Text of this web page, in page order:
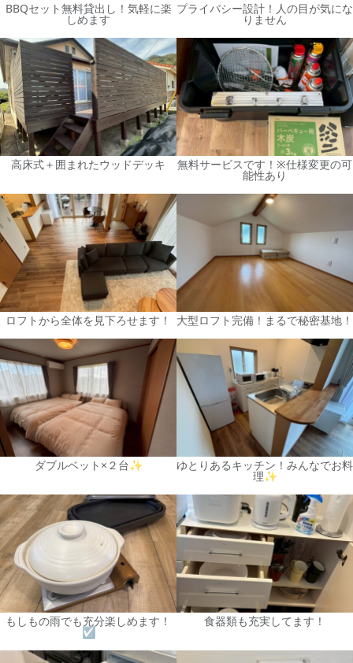
BBQセット無料貸出し！気軽に楽
しめます
プライバシー設計！人の目が気にな
りません
高床式＋囲まれたウッドデッキ 無料サービスです！※仕様変更の可
能性あり
ロフトから全体を見下ろせます！ 大型ロフト完備！まるで秘密基地！
ダブルベット×２台✨ ゆとりあるキッチン！みんなでお料
理✨
もしもの雨でも充分楽しめます！
☑
食器類も充実してます！